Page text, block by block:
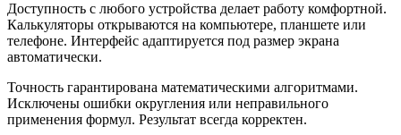
Доступность с любого устройства делает работу комфортной.
Калькуляторы открываются на компьютере, планшете или
телефоне. Интерфейс адаптируется под размер экрана
автоматически.
Точность гарантирована математическими алгоритмами.
Исключены ошибки округления или неправильного
применения формул. Результат всегда корректен.